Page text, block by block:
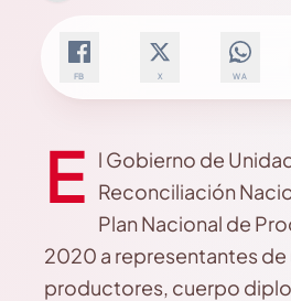
FB X WA
E l Gobierno de
Reconciliación
Plan Nacional de
2020 a representantes de
productores, cuerpo